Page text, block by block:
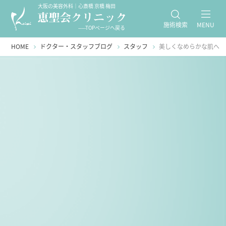
大阪の美容外科｜心斎橋 京橋 梅田
-----TOPページへ戻る 施術検索 MENU
HOME ドクター・スタッフブログ スタッフ 美しくなめらかな肌へ